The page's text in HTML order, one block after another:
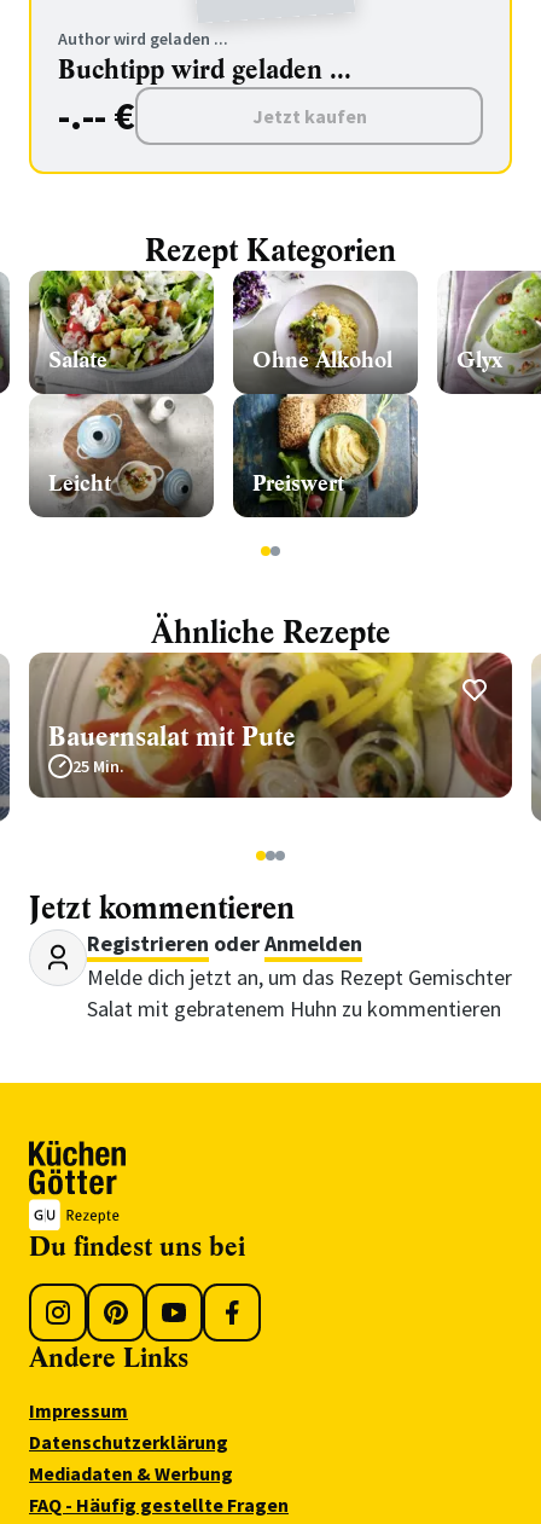
Author wird geladen ...
Buchtipp wird geladen ...
-.-- € Jetzt kaufen
Rezept Kategorien
Salate
Leicht
Ohne Alkohol
Preiswert
Glyx
12
Ähnliche Rezepte
Bauernsalat mit Pute
25 Min.
123
Jetzt kommentieren
Registrieren oderAnmelden
Melde dich jetzt an, um das Rezept Gemischter
Salat mit gebratenem Huhn zu kommentieren
Du findest uns bei
Andere Links
Impressum
Datenschutzerklärung
Mediadaten & Werbung
FAQ - Häufig gestellte Fragen